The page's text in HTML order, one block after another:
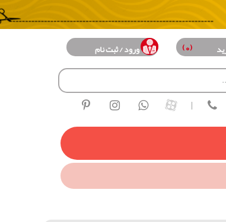
(0) ورود / ثبت نام
|